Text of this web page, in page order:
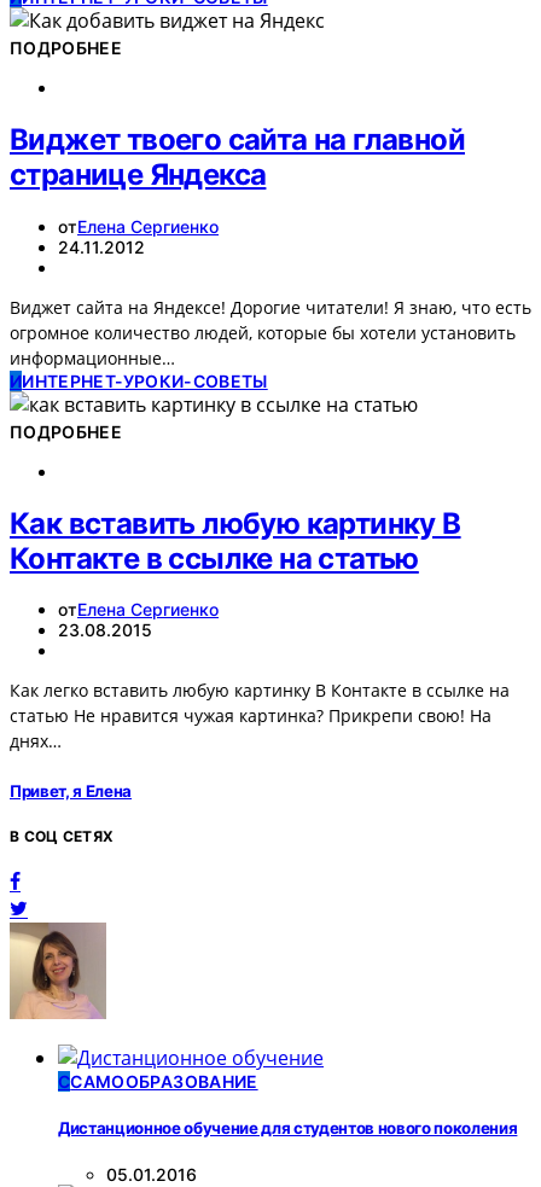
ПОДРОБНЕЕ
Виджет твоего сайта на главной
странице Яндекса
отЕлена Сергиенко
24.11.2012
Виджет сайта на Яндексе! Дорогие читатели! Я знаю, что есть
огромное количество людей, которые бы хотели установить
информационные…
ИИНТЕРНЕТ-УРОКИ-СОВЕТЫ
ПОДРОБНЕЕ
Как вставить любую картинку В
Контакте в ссылке на статью
отЕлена Сергиенко
23.08.2015
Как легко вставить любую картинку В Контакте в ссылке на
статью Не нравится чужая картинка? Прикрепи свою! На
днях…
Привет, я Елена
В СОЦ СЕТЯХ
ССАМООБРАЗОВАНИЕ
Дистанционное обучение для студентов нового поколения
05.01.2016